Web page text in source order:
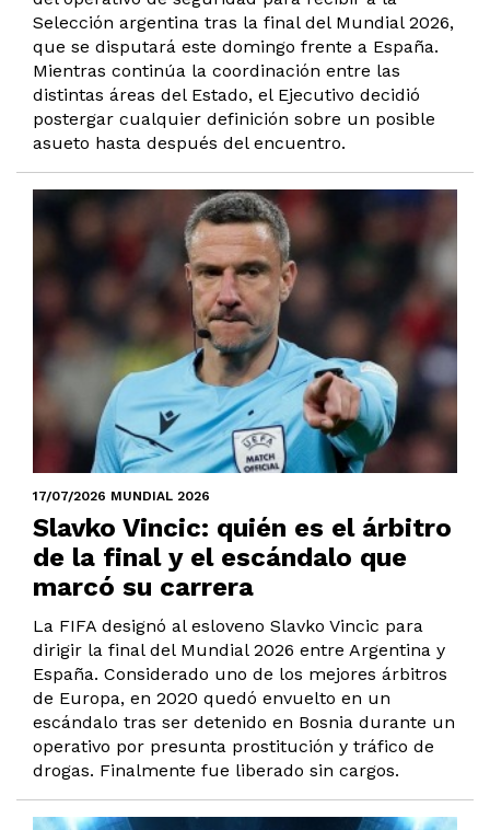
Selección argentina tras la final del Mundial 2026,
que se disputará este domingo frente a España.
Mientras continúa la coordinación entre las
distintas áreas del Estado, el Ejecutivo decidió
postergar cualquier definición sobre un posible
asueto hasta después del encuentro.
17/07/2026 MUNDIAL 2026
Slavko Vincic: quién es el árbitro
de la final y el escándalo que
marcó su carrera
La FIFA designó al esloveno Slavko Vincic para
dirigir la final del Mundial 2026 entre Argentina y
España. Considerado uno de los mejores árbitros
de Europa, en 2020 quedó envuelto en un
escándalo tras ser detenido en Bosnia durante un
operativo por presunta prostitución y tráfico de
drogas. Finalmente fue liberado sin cargos.